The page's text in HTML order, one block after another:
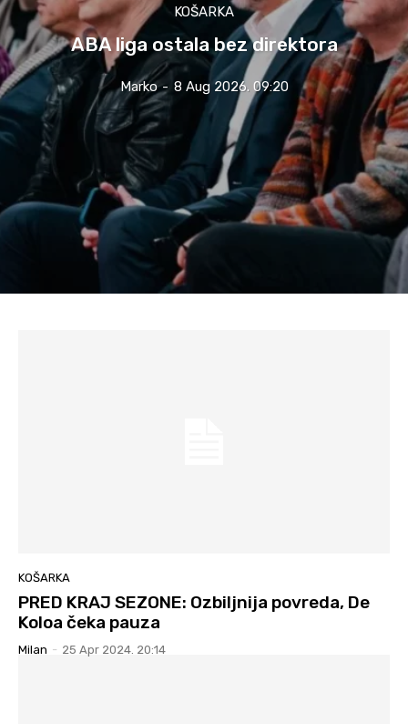
KOŠARKA
ABA liga ostala bez direktora
Marko - 8 Aug 2026. 09:20
KOŠARKA
PRED KRAJ SEZONE: Ozbiljnija povreda, De
Koloa čeka pauza
Milan - 25 Apr 2024. 20:14